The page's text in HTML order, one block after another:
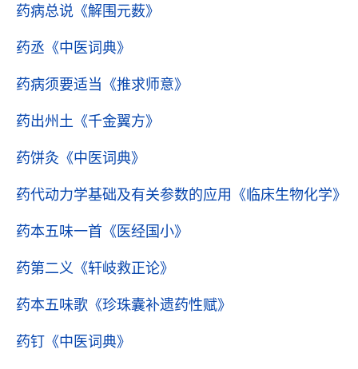
药病总说 《解围元薮》
药丞 《中医词典》
药病须要适当 《推求师意》
药出州土 《千金翼方》
药饼灸 《中医词典》
药代动力学基础及有关参数的应用 《临床生物化学》
药本五味一首 《医经国小》
药第二义 《轩岐救正论》
药本五味歌 《珍珠囊补遗药性赋》
药钉 《中医词典》